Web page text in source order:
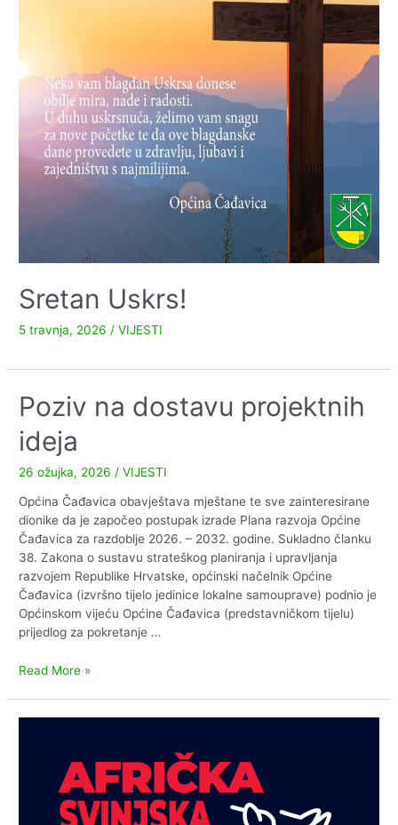
–
svlačionica“
Čađavičkom
Lugu
Sretan Uskrs!
5 travnja, 2026 /VIJESTI
Poziv na dostavu projektnih
ideja
26 ožujka, 2026 /VIJESTI
Općina Čađavica obavještava mještane te sve zainteresirane
dionike da je započeo postupak izrade Plana razvoja Općine
Čađavica za razdoblje 2026. – 2032. godine. Sukladno članku
38. Zakona o sustavu strateškog planiranja i upravljanja
razvojem Republike Hrvatske, općinski načelnik Općine
Čađavica (izvršno tijelo jedinice lokalne samouprave) podnio je
Općinskom vijeću Općine Čađavica (predstavničkom tijelu)
prijedlog za pokretanje …
Poziv
Read More »